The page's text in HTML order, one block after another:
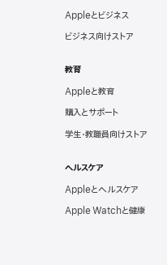
Appleとビジネス
ビジネス向けストア
教育
Appleと教育
購入とサポート
学生・教職員向けストア
ヘルスケア
Appleとヘルスケア
Apple Watchと健康